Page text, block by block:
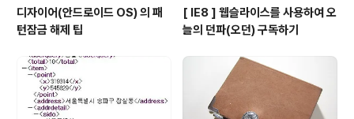
디자이어(안드로이드 OS) 의 패
턴잠금 해제 팁
[ IE8 ] 웹슬라이스를 사용하여 오
늘의 던파(오던) 구독하기